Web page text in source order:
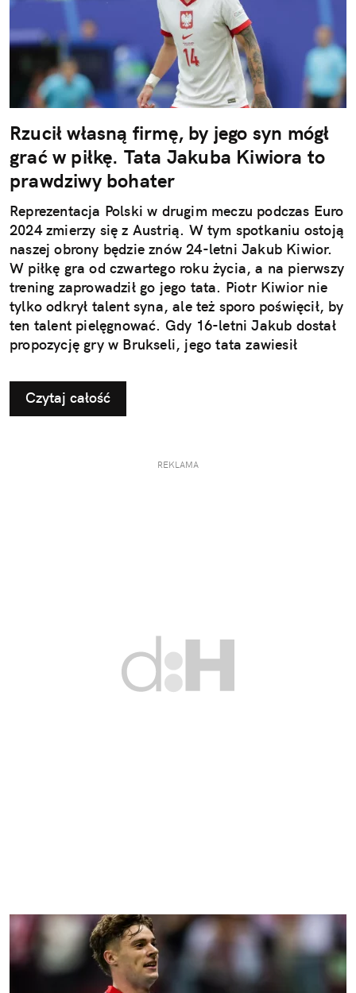
Rzucił własną firmę, by jego syn mógł
grać w piłkę. Tata Jakuba Kiwiora to
prawdziwy bohater
Reprezentacja Polski w drugim meczu podczas Euro
2024 zmierzy się z Austrią. W tym spotkaniu ostoją
naszej obrony będzie znów 24-letni Jakub Kiwior.
W piłkę gra od czwartego roku życia, a na pierwszy
trening zaprowadził go jego tata. Piotr Kiwior nie
tylko odkrył talent syna, ale też sporo poświęcił, by
ten talent pielęgnować. Gdy 16-letni Jakub dostał
propozycję gry w Brukseli, jego tata zawiesił
nie czuł się tam samotny. A na miejscu przez ponad
dwa lata mu gotował, prał i woził go na treningi.
Gdy będziecie oklaskiwać Jakuba Kiwiora,
Czytaj całość
REKLAMA